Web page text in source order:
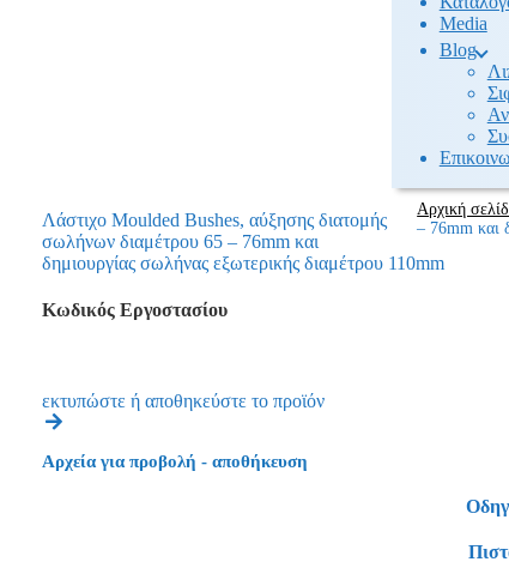
Media
Βlog
Αρχική
– 76mm και
Λάστιχο Moulded Bushes, αύξησης διατομής
σωλήνων διαμέτρου 65 – 76mm και
δημιουργίας σωλήνας εξωτερικής διαμέτρου 110mm
Κωδικός Εργοστασίου
εκτυπώστε ή αποθηκεύστε το προϊόν
Αρχεία για προβολή - αποθήκευση